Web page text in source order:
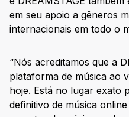
em seu apoio a gêneros
internacionais em todo o
“Nós acreditamos que a
plataforma de música ao
hoje. Está no lugar exato
definitivo de música